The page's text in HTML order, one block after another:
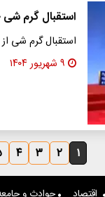
استقبال گرم
استقبال گرم شی
۹ شهریور ۱۴۰۴
۱ ۲ ۳ ۴